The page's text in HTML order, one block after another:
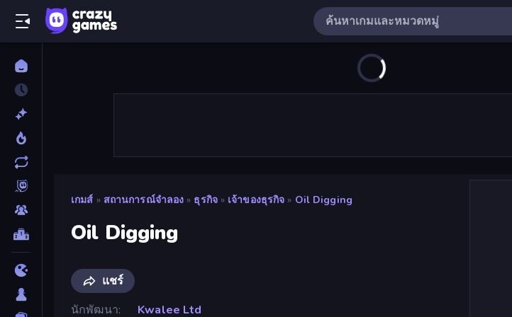
เกมส์ » สถานการณ์จำลอง » ธุรกิจ » เจ้าของธุรกิจ » Oil Digging
Oil Digging
แชร์
นักพัฒนา
Kwalee Ltd